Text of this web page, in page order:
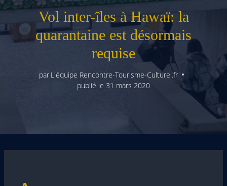
Vol inter-îles à Hawaï: la
quarantaine est désormais
requise
par L'équipe Rencontre-Tourisme-Culturel.fr
publié le 31 mars 2020